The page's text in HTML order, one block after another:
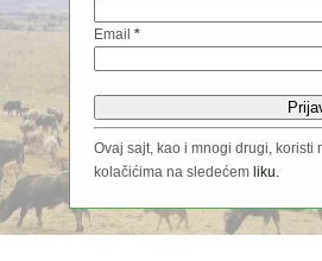
Email *
Ovaj sajt, kao i mnogi drugi,
kolačićima na sledećem liku.